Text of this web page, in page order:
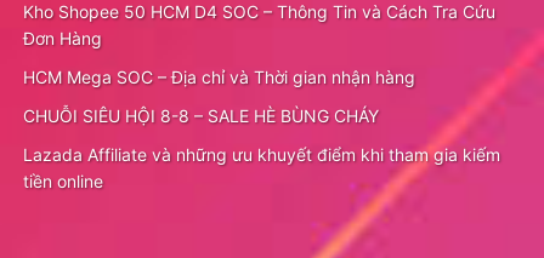
Kho Shopee 50 HCM D4 SOC – Thông Tin và Cách Tra Cứu
Đơn Hàng
HCM Mega SOC – Địa chỉ và Thời gian nhận hàng
CHUỖI SIÊU HỘI 8-8 – SALE HÈ BÙNG CHÁY
Lazada Affiliate và những ưu khuyết điểm khi tham gia kiếm
tiền online